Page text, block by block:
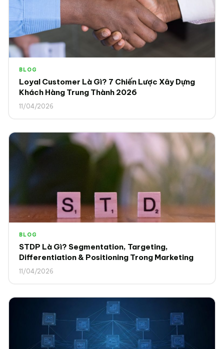
BLOG
Loyal Customer Là Gì? 7 Chiến Lược Xây Dựng
Khách Hàng Trung Thành 2026
11/04/2026
BLOG
STDP Là Gì? Segmentation, Targeting,
Differentiation & Positioning Trong Marketing
11/04/2026